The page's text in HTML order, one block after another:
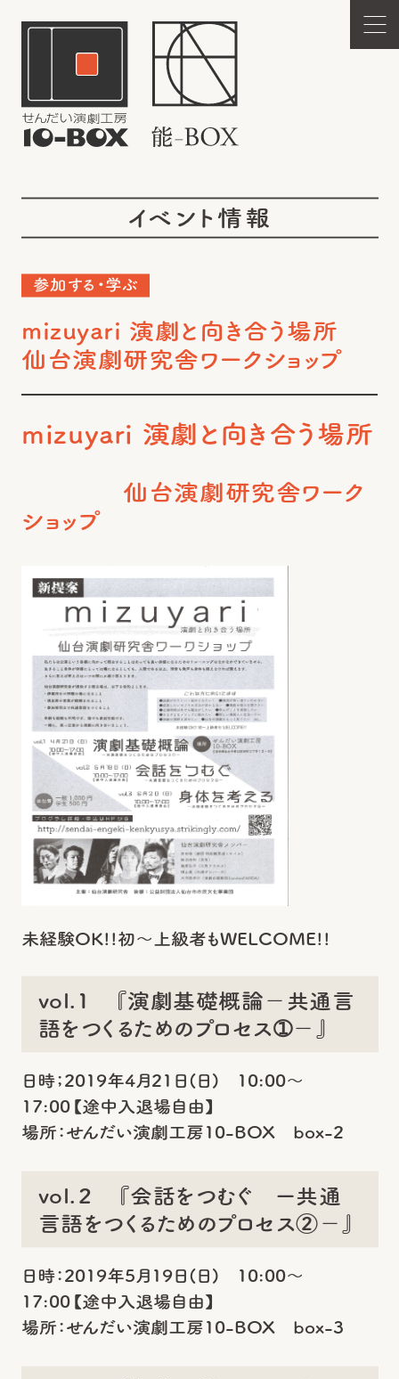
イベント情報
参加する・学ぶ
mizuyari 演劇と向き合う場所
仙台演劇研究舎ワークショップ
mizuyari 演劇と向き合う場所
仙台演劇研究舎ワーク
ショップ
未経験OK!!初～上級者もWELCOME!!
vol.1 『演劇基礎概論－共通言
語をつくるためのプロセス➀－』
日時；2019年4月21日(日) 10:00～
17:00【途中入退場自由】
場所：せんだい演劇工房10-BOX box-2
vol.２ 『会話をつむぐ ー共通
言語をつくるためのプロセス②－』
日時：2019年5月19日(日) 10:00～
17:00【途中入退場自由】
場所：せんだい演劇工房10-BOX box-3